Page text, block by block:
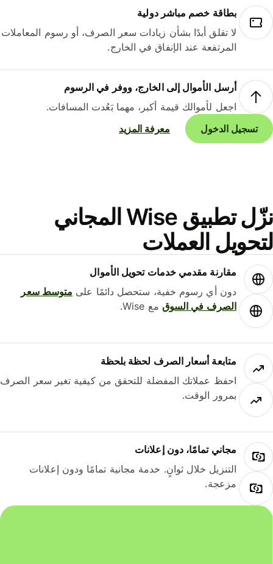
بطاقة خصم مباشر دولية
لا تقلق أبدًا بشأن زيادات سعر الصرف، أو رسوم المعاملات
المرتفعة عند الإنفاق في الخارج.
أرسل الأموال إلى الخارج، ووفر في الرسوم
اجعل لأموالك قيمة أكبر، مهما بَعُدت المسافات.
تسجيل الدخول
معرفة المزيد
نزّل تطبيق Wise المجاني
العملات
مقارنة مقدمي خدمات تحويل الأموال
دون أي رسوم خفية، ستحصل دائمًا علىمتوسط ​​سعر
الصرف في السوقمع Wise.
متابعة أسعار الصرف لحظة بلحظة
احفظ عملاتك المفضلة للتحقق من كيفية تغير سعر الصرف
بمرور الوقت.
مجاني تمامًا، دون إعلانات
التنزيل خلال ثوانٍ. خدمة مجانية تمامًا ودون إعلانات
مزعجة.